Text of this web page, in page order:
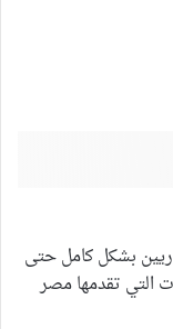
بشكل كامل حتى
التي تقدمها مصر